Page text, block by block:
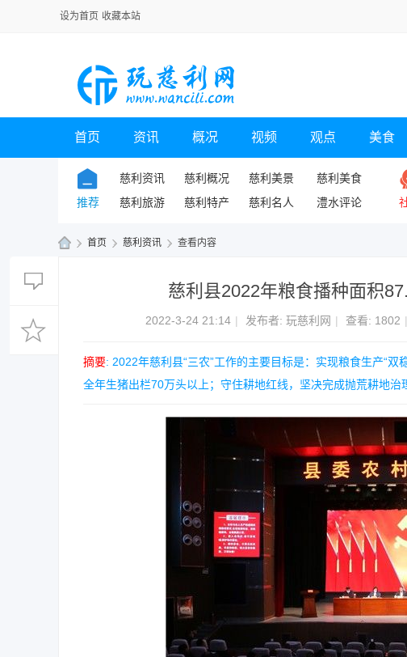
设为首页 收藏本站
首页 资讯 概况 视频 观点 美食
推荐
慈利资讯 慈利概况 慈利美景
慈利美食
慈利旅游
慈利特产 慈利名人 澧水评论
› 首页 › 慈利资讯 › 查看内容
慈利县2022年粮食播种面积
2022-3-24 21:14 | 发布者: 玩慈利网 | 查看: 1802 |
摘要: 2022年慈利县“三农”工作的主要目标是：实现粮食生产“
全年生猪出栏70万头以上；守住耕地红线，坚决完成抛荒耕地治